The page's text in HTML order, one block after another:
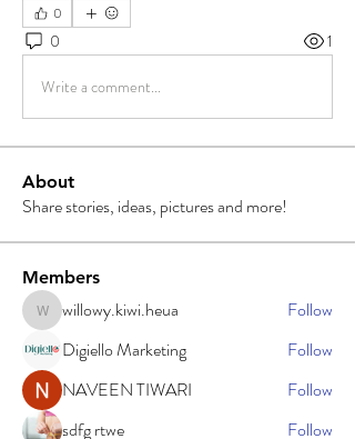
0
0 1
Write a comment...
About
Share stories, ideas, pictures and more!
Members
willowy.kiwi.heua
willowy.kiwi.heua
Follow
Digiello Marketing
Follow
NAVEEN TIWARI
Follow
sdfg rtwe
Follow